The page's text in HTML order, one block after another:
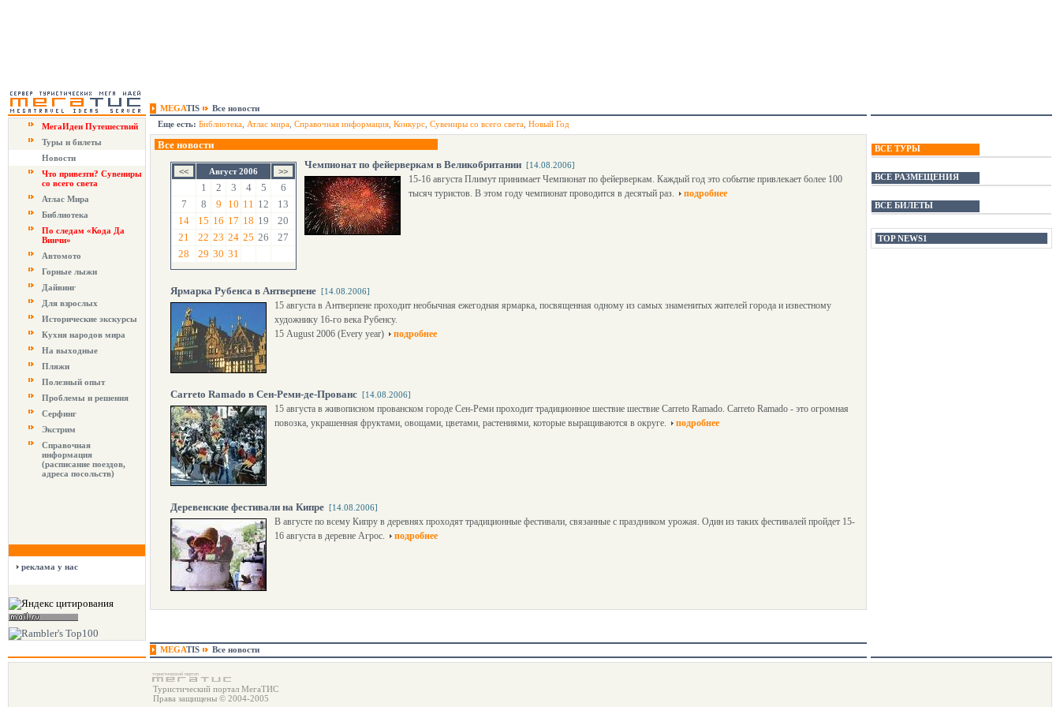
MEGATIS
Все новости
МегаИдеи Путешествий
Туры и билеты
Новости
Что привезти? Сувениры
со всего света
Атлас Мира
Библиотека
По следам «Кода Да
Винчи»
Автомото
Горные лыжи
Дайвинг
Для взрослых
Исторические экскурсы
Кухня народов мира
На выходные
Пляжи
Полезный опыт
Проблемы и решения
Серфинг
Экстрим
Справочная
информация
(расписание поездов,
адреса посольств)
реклама у нас
Еще есть: Библиотека Атлас мира Справочная информация Конкурс Сувениры со всего света Новый Год
Все новости
Август 2006
1 2 3 4 5
6
7
8 9 10 11 12
13
14
15 16 17 18 19
20
21
22 23 24 25 26
27
28
29 30 31
Чемпионат по фейерверкам в Великобритании [14.08.2006]
15-16 августа Плимут принимает Чемпионат по фейерверкам. Каждый год это событие привлекает более 100
тысяч туристов. В этом году чемпионат проводится в десятый раз.
подробнее
Ярмарка Рубенса в Антверпене [14.08.2006]
15 августа в Антверпене проходит необычная ежегодная ярмарка, посвященная одному из самых знаменитых жителей города и известному
художнику 16-го века Рубенсу.
15 August 2006 (Every year)
подробнее
Carreto Ramado в Сен-Реми-де-Прованс [14.08.2006]
15 августа в живописном прованском городе Сен-Реми проходит традиционное шествие шествие Carreto Ramado. Carreto Ramado - это огромная
повозка, украшенная фруктами, овощами, цветами, растениями, которые выращиваются в округе.
подробнее
Деревенские фестивали на Кипре [14.08.2006]
В августе по всему Кипру в деревнях проходят традиционные фестивали, связанные с праздником урожая. Один из таких фестивалей пройдет 15-
16 августа в деревне Агрос.
подробнее
ВСЕ ТУРЫ
ВСЕ РАЗМЕЩЕНИЯ
ВСЕ БИЛЕТЫ
TOP NEWS1
MEGATIS Все новости
Туристический портал МегаТИС
Права защищены © 2004-2005